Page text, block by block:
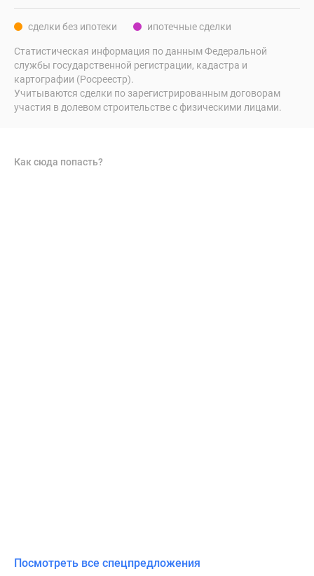
сделки без ипотеки ипотечные сделки
Статистическая информация по данным Федеральной
службы государственной регистрации, кадастра и
картографии (Росреестр).
Учитываются сделки по зарегистрированным договорам
участия в долевом строительстве с физическими лицами.
Как сюда попасть?
Посмотреть все спецпредложения